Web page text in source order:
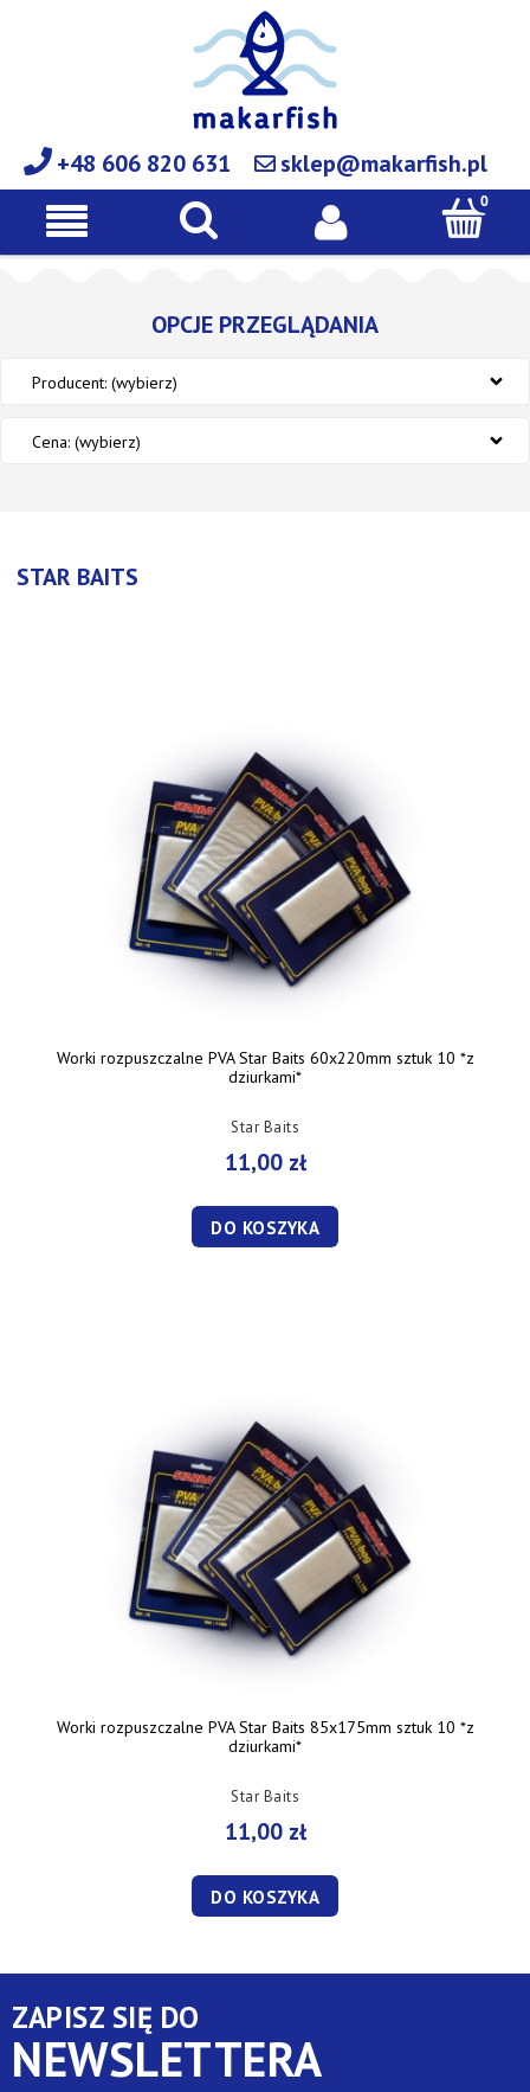
+48 606 820 631 sklep@makarfish.pl
OPCJE PRZEGLĄDANIA
Producent: (wybierz)
Cena: (wybierz)
STAR BAITS
Worki rozpuszczalne PVA Star Baits 60x220mm sztuk 10 *z
dziurkami*
Star Baits
11,00 zł
DO KOSZYKA
Worki rozpuszczalne PVA Star Baits 85x175mm sztuk 10 *z
dziurkami*
Star Baits
11,00 zł
DO KOSZYKA
ZAPISZ SIĘ DO
NEWSLETTERA